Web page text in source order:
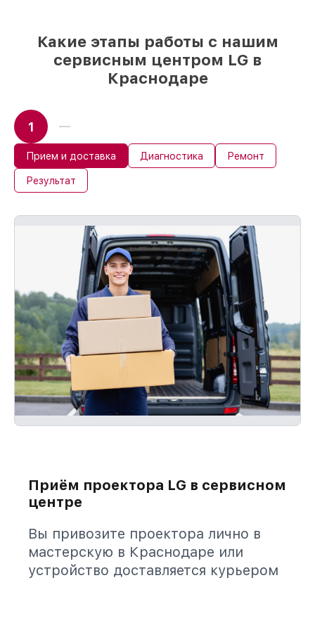
Какие этапы работы с нашим
сервисным центром LG в
Краснодаре
1
Прием и доставка Диагностика Ремонт
Результат
Приём проектора LG в сервисном
центре
Вы привозите проектора лично в
мастерскую в Краснодаре или
устройство доставляется курьером